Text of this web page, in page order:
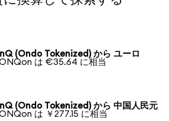
(Ondo Tokenized) から ユーロ
は €35.64 に相当
(Ondo Tokenized) から 中国人民元
は ￥277.15 に相当